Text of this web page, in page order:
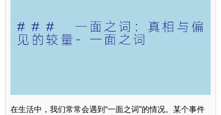
在生活中，我们常常会遇到“一面之词”的情况。某个事件